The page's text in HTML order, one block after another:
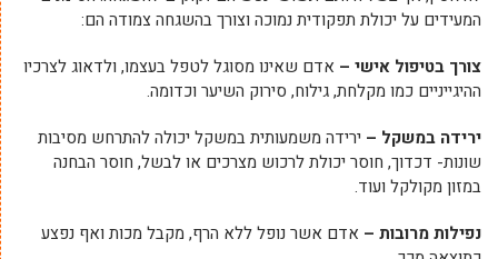
המעידים על יכולת תפקודית נמוכה וצורך בהשגחה צמודה הם:
צורך בטיפול אישי – אדם שאינו מסוגל לטפל בעצמו, ולדאוג לצרכיו
ההיגייניים כמו מקלחת, גילוח, סירוק השיער וכדומה.
ירידה במשקל – ירידה משמעותית במשקל יכולה להתרחש מסיבות
שונות- דכדוך, חוסר יכולת לרכוש מצרכים או לבשל, חוסר הבחנה
במזון מקולקל ועוד.
נפילות מרובות – אדם אשר נופל ללא הרף, מקבל מכות ואף נפצע